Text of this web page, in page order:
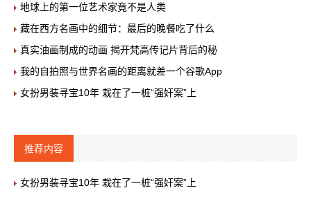
地球上的第一位艺术家竟不是人类
藏在西方名画中的细节：最后的晚餐吃了什么
真实油画制成的动画 揭开梵高传记片背后的秘
我的自拍照与世界名画的距离就差一个谷歌App
女扮男装寻宝10年 栽在了一桩“强奸案”上
推荐内容
女扮男装寻宝10年 栽在了一桩“强奸案”上